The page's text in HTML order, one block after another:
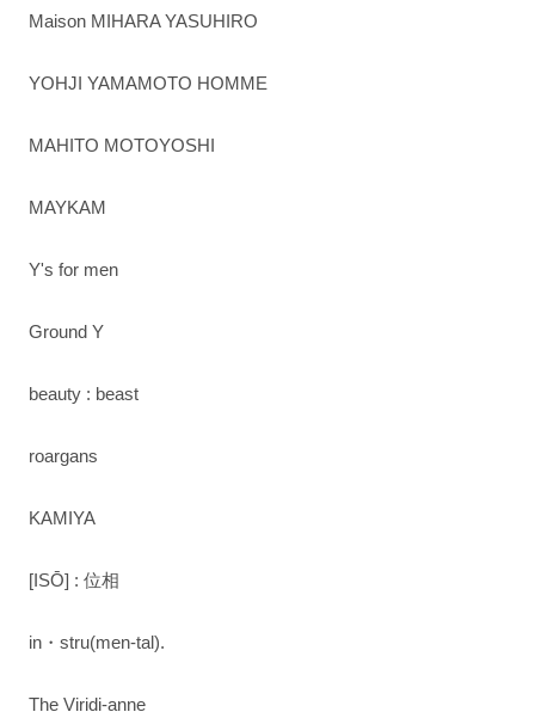
Maison MIHARA YASUHIRO
YOHJI YAMAMOTO HOMME
MAHITO MOTOYOSHI
MAYKAM
Y's for men
Ground Y
beauty : beast
roargans
KAMIYA
[ISŌ] : 位相
in・stru(men-tal).
The Viridi-anne